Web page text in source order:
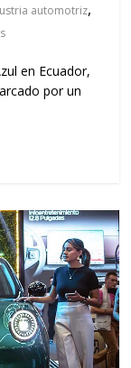
automotriz,
en Ecuador,
por un